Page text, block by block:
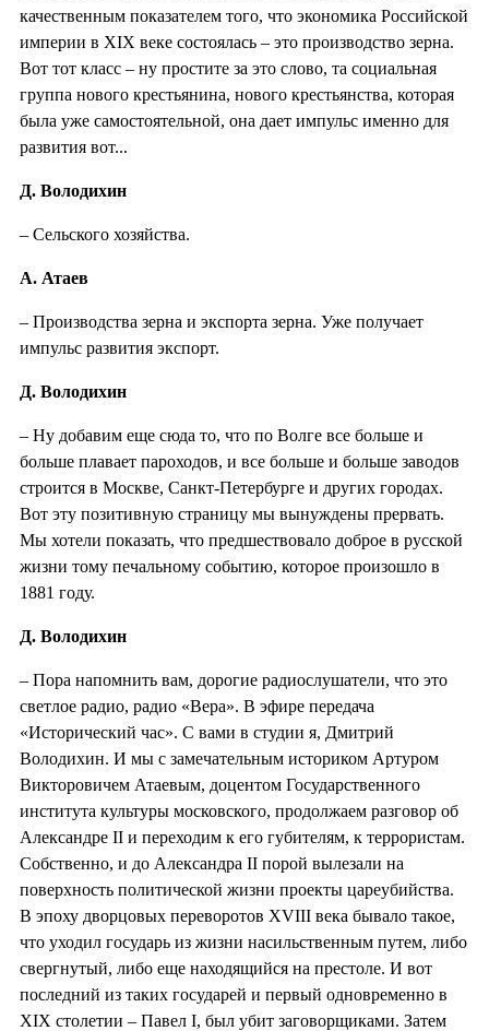
качественным показателем того, что экономика Российской
империи в XIX веке состоялась – это производство зерна.
Вот тот класс – ну простите за это слово, та социальная
группа нового крестьянина, нового крестьянства, которая
была уже самостоятельной, она дает импульс именно для
развития вот...
Д. Володихин
– Сельского хозяйства.
А. Атаев
– Производства зерна и экспорта зерна. Уже получает
импульс развития экспорт.
Д. Володихин
– Ну добавим еще сюда то, что по Волге все больше и
больше плавает пароходов, и все больше и больше заводов
строится в Москве, Санкт-Петербурге и других городах.
Вот эту позитивную страницу мы вынуждены прервать.
Мы хотели показать, что предшествовало доброе в русской
жизни тому печальному событию, которое произошло в
1881 году.
Д. Володихин
– Пора напомнить вам, дорогие радиослушатели, что это
светлое радио, радио «Вера». В эфире передача
«Исторический час». С вами в студии я, Дмитрий
Володихин. И мы с замечательным историком Артуром
Викторовичем Атаевым, доцентом Государственного
института культуры московского, продолжаем разговор об
Александре II и переходим к его губителям, к террористам.
Собственно, и до Александра II порой вылезали на
поверхность политической жизни проекты цареубийства.
В эпоху дворцовых переворотов XVIII века бывало такое,
что уходил государь из жизни насильственным путем, либо
свергнутый, либо еще находящийся на престоле. И вот
последний из таких государей и первый одновременно в
XIX столетии – Павел I, был убит заговорщиками. Затем